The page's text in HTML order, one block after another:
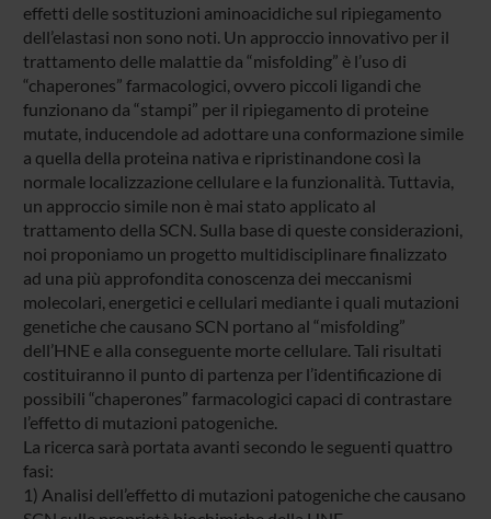
effetti delle sostituzioni aminoacidiche sul ripiegamento
dell’elastasi non sono noti. Un approccio innovativo per il
trattamento delle malattie da “misfolding” è l’uso di
“chaperones” farmacologici, ovvero piccoli ligandi che
funzionano da “stampi” per il ripiegamento di proteine
mutate, inducendole ad adottare una conformazione simile
a quella della proteina nativa e ripristinandone così la
normale localizzazione cellulare e la funzionalità. Tuttavia,
un approccio simile non è mai stato applicato al
trattamento della SCN. Sulla base di queste considerazioni,
noi proponiamo un progetto multidisciplinare finalizzato
ad una più approfondita conoscenza dei meccanismi
molecolari, energetici e cellulari mediante i quali mutazioni
genetiche che causano SCN portano al “misfolding”
dell’HNE e alla conseguente morte cellulare. Tali risultati
costituiranno il punto di partenza per l’identificazione di
possibili “chaperones” farmacologici capaci di contrastare
l’effetto di mutazioni patogeniche.
La ricerca sarà portata avanti secondo le seguenti quattro
fasi:
1) Analisi dell’effetto di mutazioni patogeniche che causano